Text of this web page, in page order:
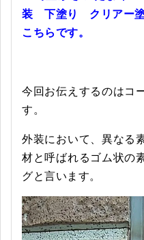
装 下塗り クリアー塗
こちらです。
今回お伝えするのはコ
す。
外装において、異なる
材と呼ばれるゴム状の
グと言います。